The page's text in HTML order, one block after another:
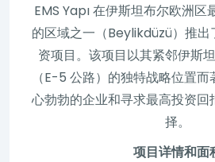
EMS Yapı 在伊斯坦布尔欧洲区
的区域之一（Beylikdüzü）推出
资项目。该项目以其紧邻伊斯
（E-5 公路）的独特战略位置
心勃勃的企业和寻求最高投资
择。
项目详情和面